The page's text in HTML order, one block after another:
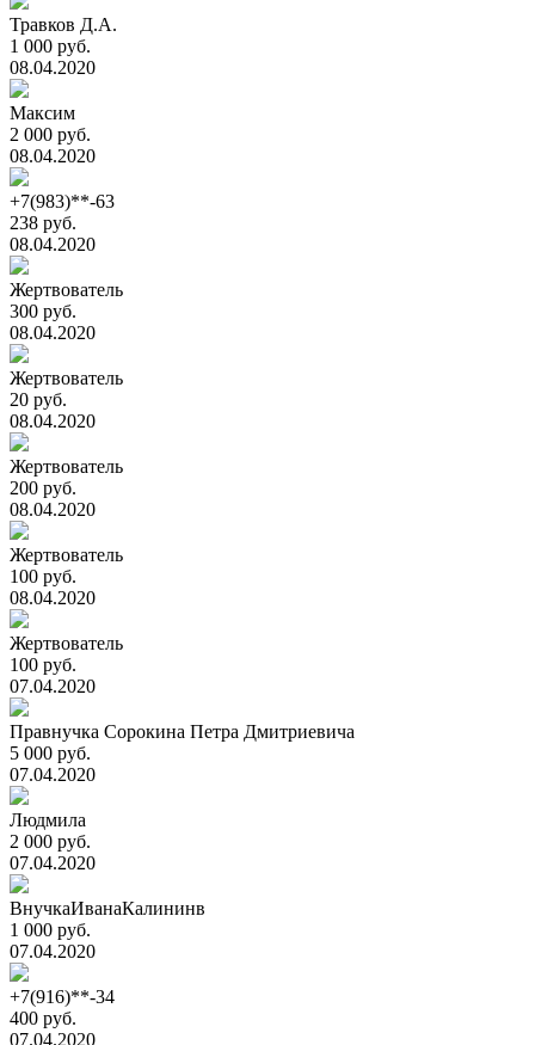
Травков Д.А.
1 000 руб.
08.04.2020
Максим
2 000 руб.
08.04.2020
+7(983)**-63
238 руб.
08.04.2020
Жертвователь
300 руб.
08.04.2020
Жертвователь
20 руб.
08.04.2020
Жертвователь
200 руб.
08.04.2020
Жертвователь
100 руб.
08.04.2020
Жертвователь
100 руб.
07.04.2020
Правнучка Сорокина Петра Дмитриевича
5 000 руб.
07.04.2020
Людмила
2 000 руб.
07.04.2020
ВнучкаИванаКалининв
1 000 руб.
07.04.2020
+7(916)**-34
400 руб.
07.04.2020